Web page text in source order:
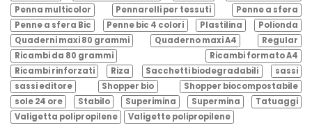
Penna multicolor
Pennarelli per tessuti
Penne a sfera
Penne a sfera Bic
Penne bic 4 colori Plastilina
Polionda
Quaderni maxi 80 grammi
Quaderno maxi A4
Regular
Ricambi da 80 grammi
Ricambi formato A4
Ricambi rinforzati
Riza Sacchetti biodegradabili
sassi
sassi editore
Shopper bio
Shopper biocompostabile
sole 24 ore
Stabilo Superimina Supermina
Tatuaggi
Valigetta polipropilene
Valigette polipropilene